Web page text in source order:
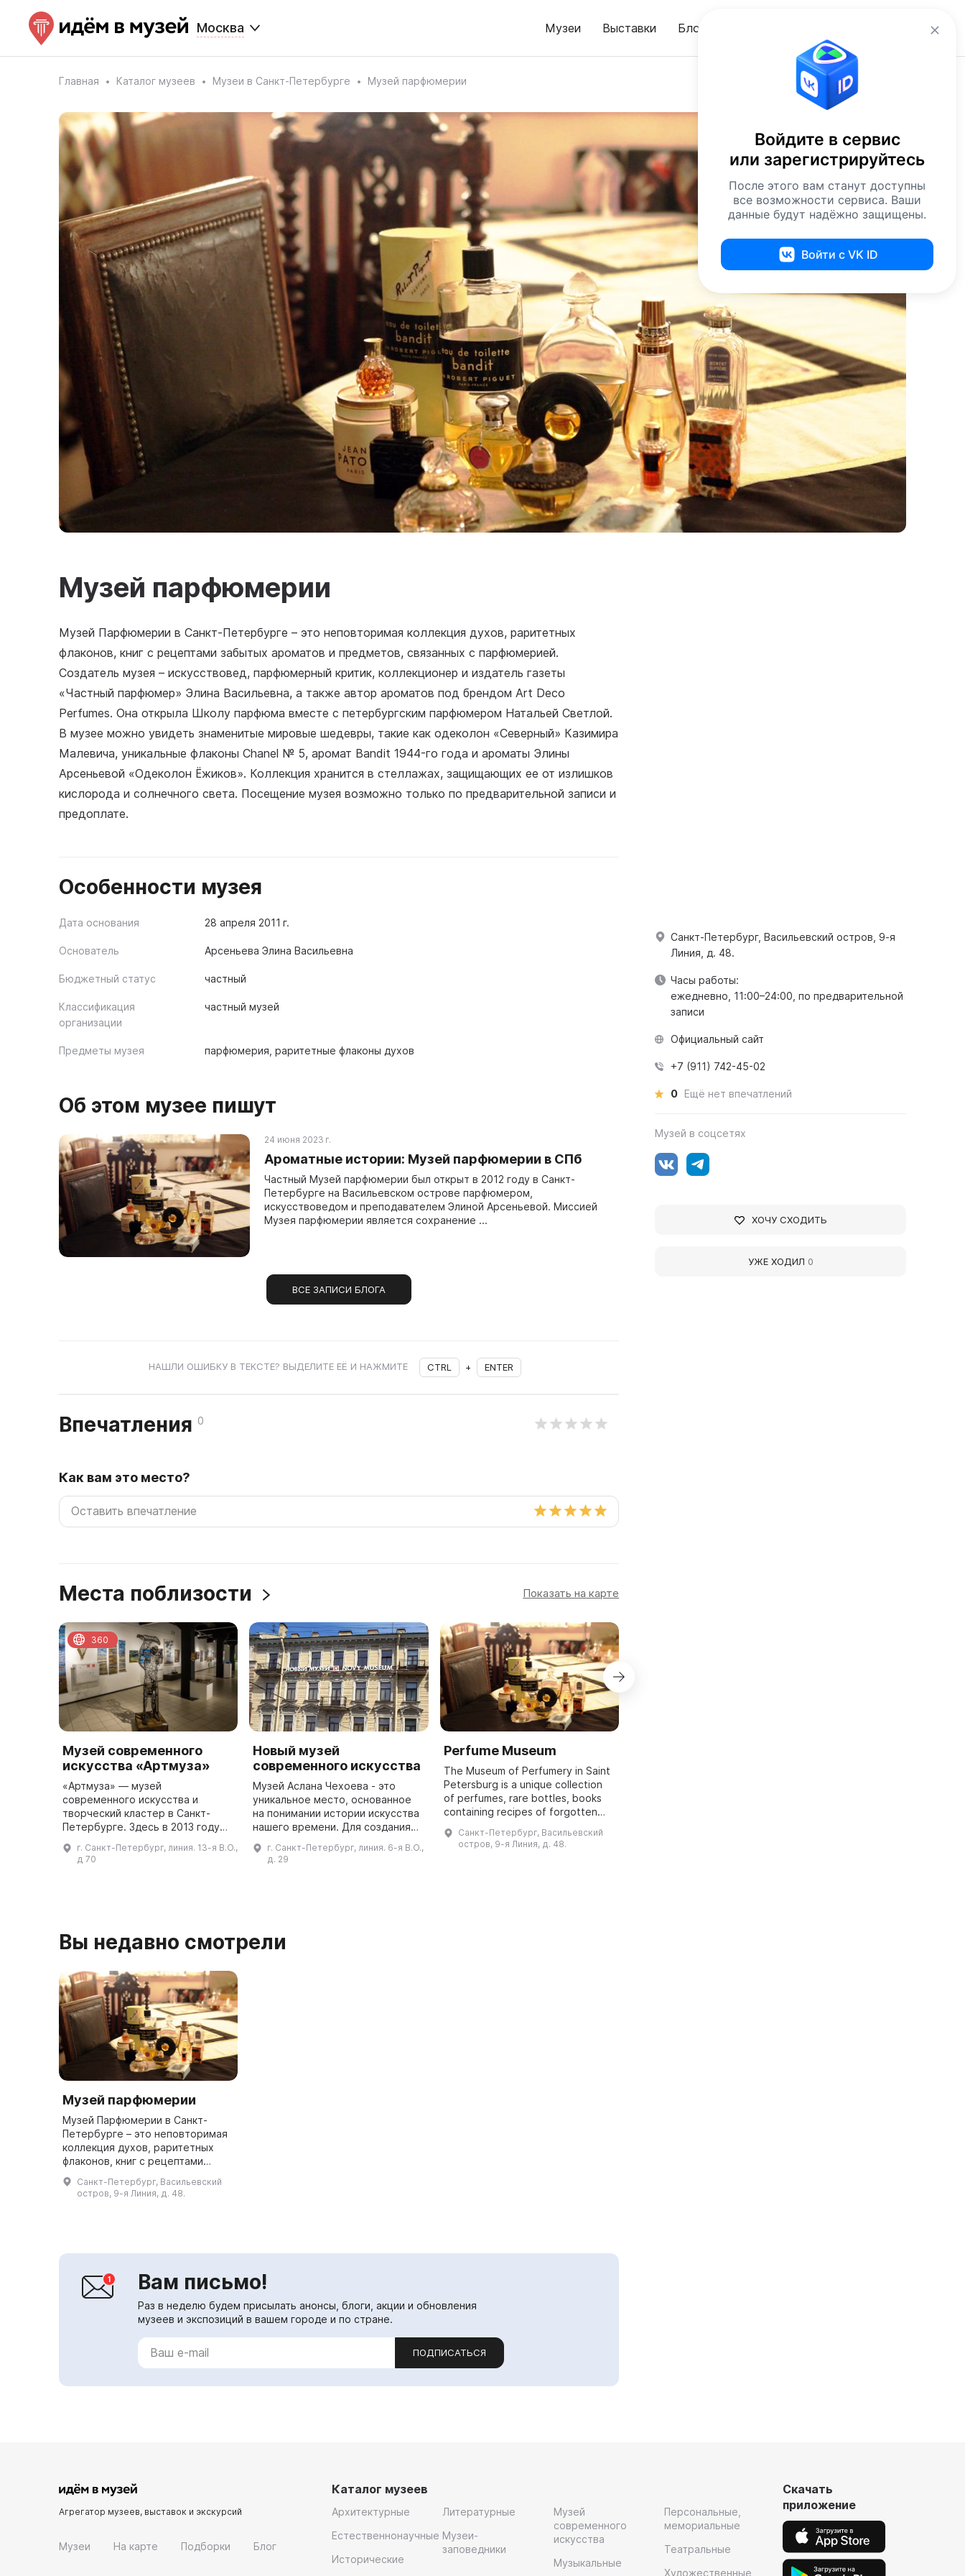
Москва Музеи Выставки Блог Вход
Главная Каталог музеев Музеи в Санкт-Петербурге Музей парфюмерии
Музей парфюмерии
Музей Парфюмерии в Санкт-Петербурге – это неповторимая коллекция духов, раритетных
флаконов, книг с рецептами забытых ароматов и предметов, связанных с парфюмерией.
Создатель музея – искусствовед, парфюмерный критик, коллекционер и издатель газеты
«Частный парфюмер» Элина Васильевна, а также автор ароматов под брендом Art Deco
Perfumes. Она открыла Школу парфюма вместе с петербургским парфюмером Натальей Светлой.
В музее можно увидеть знаменитые мировые шедевры, такие как одеколон «Северный» Казимира
Малевича, уникальные флаконы Chanel № 5, аромат Bandit 1944-го года и ароматы Элины
Арсеньевой «Одеколон Ёжиков». Коллекция хранится в стеллажах, защищающих ее от излишков
кислорода и солнечного света. Посещение музея возможно только по предварительной записи и
предоплате.
Особенности музея
Дата основания 28 апреля 2011 г.
Основатель Арсеньева Элина Васильевна
Бюджетный статус частный
Классификация
организации
частный музей
Предметы музея парфюмерия, раритетные флаконы духов
Об этом музее пишут
24 июня 2023 г.
Ароматные истории: Музей парфюмерии в СПб
Частный Музей парфюмерии был открыт в 2012 году в Санкт-
Петербурге на Васильевском острове парфюмером,
искусствоведом и преподавателем Элиной Арсеньевой. Миссией
Музея парфюмерии является сохранение ...
ВСЕ ЗАПИСИ БЛОГА
НАШЛИ ОШИБКУ В ТЕКСТЕ? ВЫДЕЛИТЕ ЕЁ И НАЖМИТЕ CTRL + ENTER
Впечатления 0
Как вам это место?
Места поблизости Показать на карте
Музей современного
искусства «Артмуза»
«Артмуза» — музей
современного искусства и
творческий кластер в Санкт-
Петербурге. Здесь в 2013 году
музыкальных инструментов
превратили в пространство для
г. Санкт-Петербург, линия. 13-я В.О.,
д 70
360
Новый музей
современного искусства
Музей Аслана Чехоева - это
уникальное место, основанное
на понимании истории искусства
нашего времени. Для создания
картины уже много лет назад,
г. Санкт-Петербург, линия. 6-я В.О.,
д. 29
Perfume Museum
The Museum of Perfumery in Saint
Petersburg is a unique collection
of perfumes, rare bottles, books
containing recipes of forgotten
perfumery. The museum's founder
Санкт-Петербург, Васильевский
остров, 9-я Линия, д. 48.
Вы недавно смотрели
Музей парфюмерии
Музей Парфюмерии в Санкт-
Петербурге – это неповторимая
коллекция духов, раритетных
флаконов, книг с рецептами
забытых ароматов и предметов,
связанных с парфюмерией.
Создатель музея – искусствовед,
Санкт-Петербург, Васильевский
остров, 9-я Линия, д. 48.
Вам письмо!
Раз в неделю будем присылать анонсы, блоги, акции и обновления
музеев и экспозиций в вашем городе и по стране.
ПОДПИСАТЬСЯ
Санкт-Петербург, Васильевский остров, 9-я
Линия, д. 48.
Часы работы:
ежедневно, 11:00–24:00, по предварительной
записи
Официальный сайт
+7 (911) 742-45-02
0 Ещё нет впечатлений
Музей в соцсетях
ХОЧУ СХОДИТЬ
УЖЕ ХОДИЛ 0
Агрегатор музеев, выставок и экскурсий
Музеи На карте Подборки Блог
Каталог музеев
Архитектурные
Естественнонаучные
Исторические
Литературные
Музеи-
заповедники
Музей
современного
искусства
Музыкальные
Персональные,
мемориальные
Театральные
Художественные
Скачать
приложение
Войдите в сервис
или зарегистрируйтесь
После этого вам станут доступны
все возможности сервиса. Ваши
данные будут надёжно защищены.
Войти с VK ID